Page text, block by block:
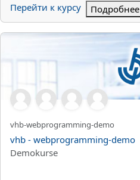
Перейти к курсу Подробнее
vhb - webprogramming-demo
Краткое название курса
vhb-webprogramming-demo
Название курса
vhb - webprogramming-demo
Категория курса
Demokurse